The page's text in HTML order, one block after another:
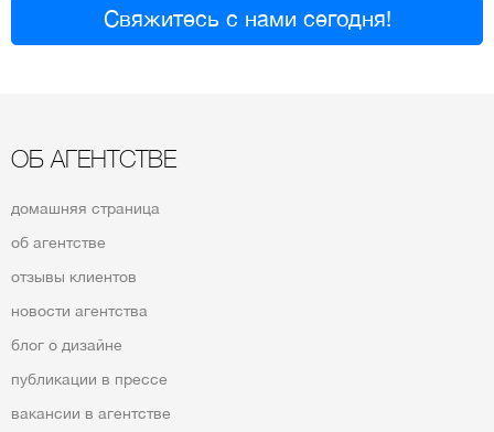
Свяжитесь с нами сегодня!
ОБ АГЕНТСТВЕ
домашняя страница
об агентстве
отзывы клиентов
новости агентства
блог о дизайне
публикации в прессе
вакансии в агентстве